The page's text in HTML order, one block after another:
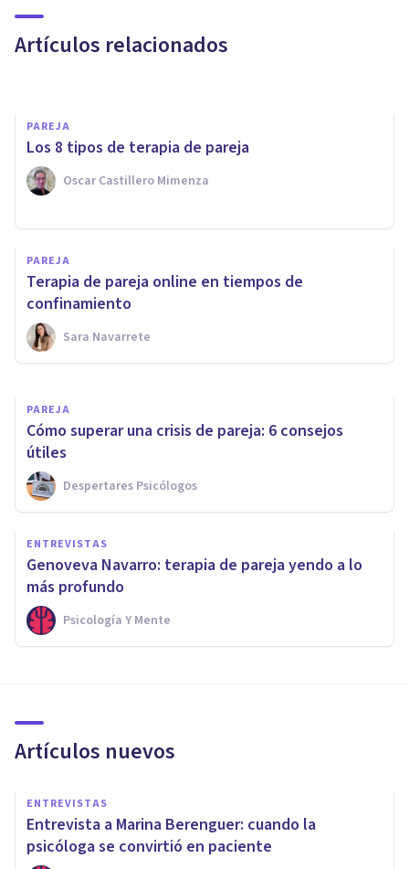
Artículos relacionados
​El decálogo de la pareja feliz
PAREJA
Los 8 tipos de terapia de pareja
Oscar Castillero Mimenza
PAREJA
Terapia de pareja online en tiempos de
confinamiento
Sara Navarrete
6 mitos sobre la terapia de
pareja
Upad Psicología Y Coaching
PAREJA
Cómo superar una crisis de pareja: 6 consejos
útiles
Despertares Psicólogos
ENTREVISTAS
Genoveva Navarro: terapia de pareja yendo a lo
más profundo
Psicología Y Mente
Artículos nuevos
ENTREVISTAS
Entrevista a Marina Berenguer: cuando la
psicóloga se convirtió en paciente